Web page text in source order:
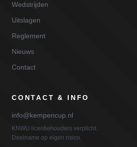
Wedstrijden
Uitslagen
Reglement
Nieuws
Contact
CONTACT & INFO
info@kempencup.nl
KNWU licentiehouders verplicht.
Deelname op eigen risico.